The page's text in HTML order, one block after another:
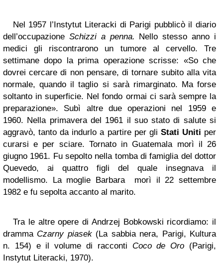
Nel 1957 l’Instytut Literacki di Parigi pubblicò il diario
dell’occupazione Schizzi a penna. Nello stesso anno i
medici gli riscontrarono un tumore al cervello. Tre
settimane dopo la prima operazione scrisse: «So che
dovrei cercare di non pensare, di tornare subito alla vita
normale, quando il taglio si sarà rimarginato. Ma forse
soltanto in superficie. Nel fondo ormai ci sarà sempre la
preparazione». Subì altre due operazioni nel 1959 e
1960. Nella primavera del 1961 il suo stato di salute si
aggravò, tanto da indurlo a partire per gli Stati Uniti per
curarsi e per sciare. Tornato in Guatemala morì il 26
giugno 1961. Fu sepolto nella tomba di famiglia del dottor
Quevedo, ai quattro figli del quale insegnava il
modellismo. La moglie Barbara morì il 22 settembre
1982 e fu sepolta accanto al marito.
Tra le altre opere di Andrzej Bobkowski ricordiamo: il
dramma Czarny piasek (La sabbia nera, Parigi, Kultura
n. 154) e il volume di racconti Coco de Oro (Parigi,
Instytut Literacki, 1970).